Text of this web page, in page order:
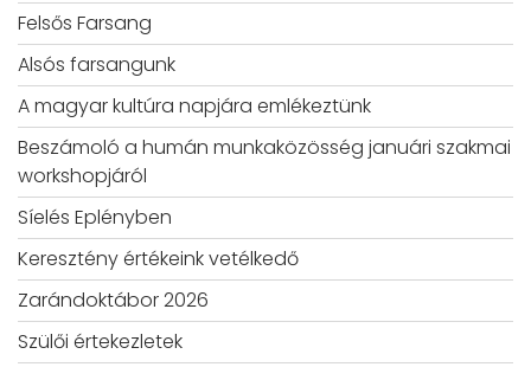
Felsős Farsang
Alsós farsangunk
A magyar kultúra napjára emlékeztünk
Beszámoló a humán munkaközösség januári szakmai
workshopjáról
Síelés Eplényben
Keresztény értékeink vetélkedő
Zarándoktábor 2026
Szülői értekezletek